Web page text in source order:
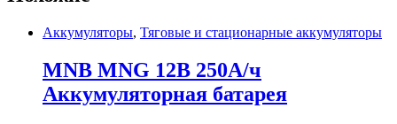
Аккумуляторы, Тяговые и стационарные аккумуляторы
MNB MNG 12В 250А/ч
Аккумуляторная батарея